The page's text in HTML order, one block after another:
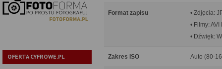
OFERTA CYFROWE.PL
Format zapisu
• Zdjęcia:
• Filmy:
• Dźwięk:
Zakres ISO Auto (80-